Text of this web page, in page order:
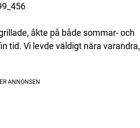
åkte på både sommar- och
tid. Vi levde väldigt nära varandra,